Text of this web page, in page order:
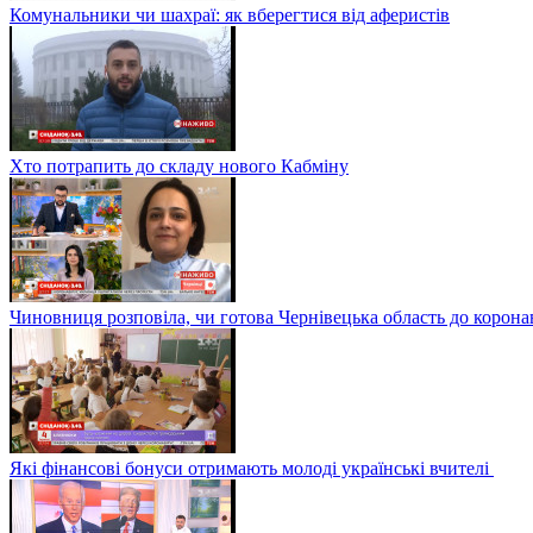
Комунальники чи шахраї: як вберегтися від аферистів
Хто потрапить до складу нового Кабміну
Чиновниця розповіла, чи готова Чернівецька область до
Які фінансові бонуси отримають молоді українські вчителі